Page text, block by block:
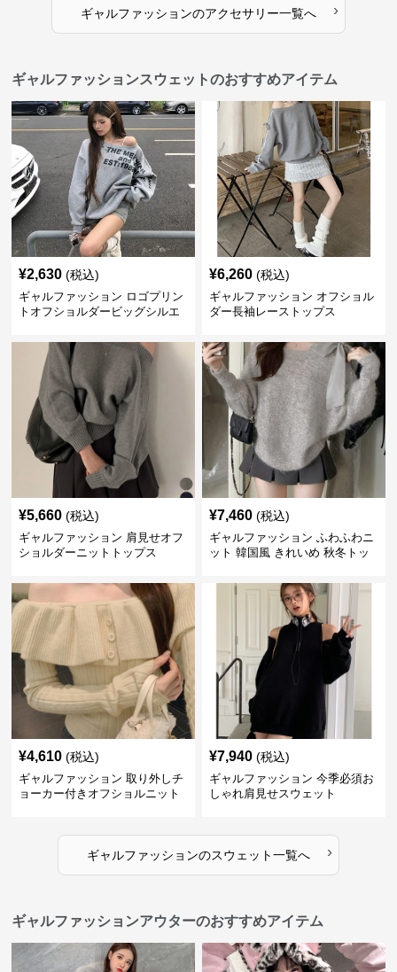
ギャルファッションのアクセサリー一覧へ ›
ギャルファッションスウェットのおすすめアイテム
¥2,630 (税込)
ギャルファッション ロゴプリン
トオフショルダービッグシルエ
¥6,260 (税込)
ギャルファッション オフショル
ダー長袖レーストップス
¥5,660 (税込)
ギャルファッション 肩見せオフ
ショルダーニットトップス
¥7,460 (税込)
ギャルファッション ふわふわニ
ット 韓国風 きれいめ 秋冬トッ
¥4,610 (税込)
ギャルファッション 取り外しチ
ョーカー付きオフショルニット
¥7,940 (税込)
ギャルファッション 今季必須お
しゃれ肩見せスウェット
ギャルファッションのスウェット一覧へ ›
ギャルファッションアウターのおすすめアイテム